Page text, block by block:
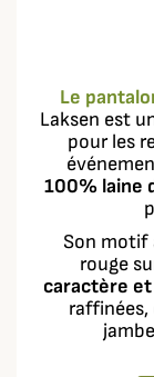
Le
Laksen est
pour les
100% laine
Son motif
rouge
caractère
raffinées,